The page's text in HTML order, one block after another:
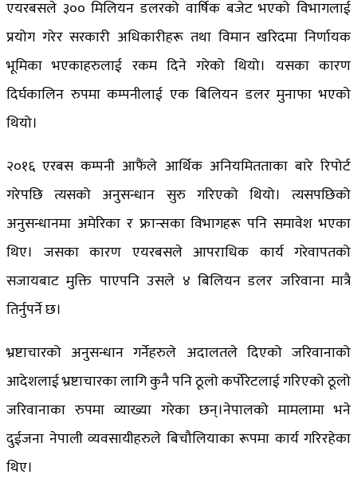
एयरबसले ३०० मिलियन डलरको वार्षिक बजेट भएको विभागलाई
प्रयोग गरेर सरकारी अधिकारीहरू तथा विमान खरिदमा निर्णायक
भूमिका भएकाहरुलाई रकम दिने गरेको थियो। यसका कारण
दिर्घकालिन रुपमा कम्पनीलाई एक बिलियन डलर मुनाफा भएको
थियो।
२०१६ एरबस कम्पनी आफैंले आर्थिक अनियमितताका बारे रिपोर्ट
गरेपछि त्यसको अनुसन्धान सुरु गरिएको थियो। त्यसपछिको
अनुसन्धानमा अमेरिका र फ्रान्सका विभागहरू पनि समावेश भएका
थिए। जसका कारण एयरबसले आपराधिक कार्य गरेवापतको
सजायबाट मुक्ति पाएपनि उसले ४ बिलियन डलर जरिवाना मात्रै
तिर्नुपर्ने छ।
भ्रष्टाचारको अनुसन्धान गर्नेहरुले अदालतले दिएको जरिवानाको
आदेशलाई भ्रष्टाचारका लागि कुनै पनि ठूलो कर्पोरेटलाई गरिएको ठूलो
जरिवानाका रुपमा व्याख्या गरेका छन्।नेपालको मामलामा भने
दुईजना नेपाली व्यवसायीहरुले बिचौलियाका रूपमा कार्य गरिरहेका
थिए।